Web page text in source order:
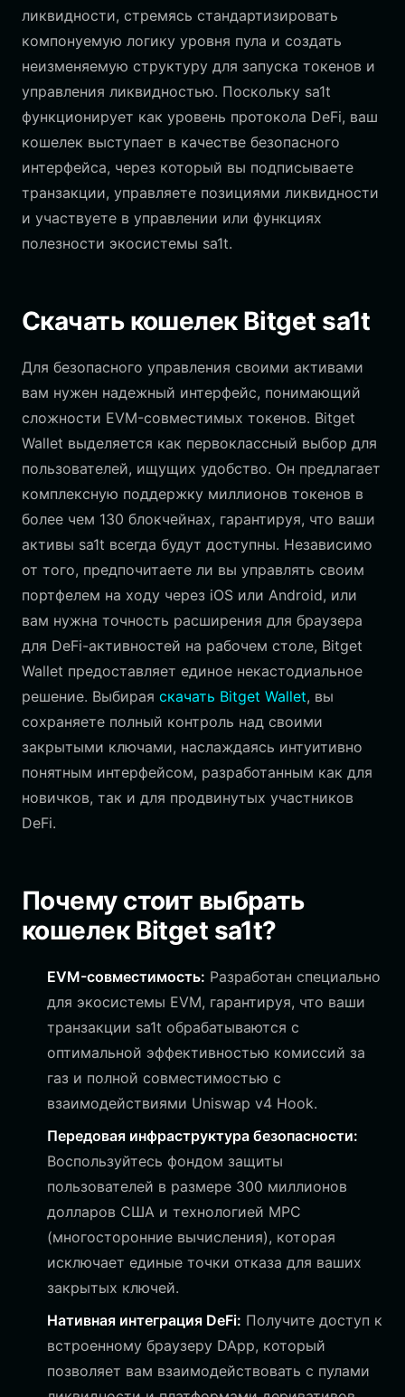
ликвидности, стремясь стандартизировать
компонуемую логику уровня пула и создать
неизменяемую структуру для запуска токенов и
управления ликвидностью. Поскольку sa1t
функционирует как уровень протокола DeFi, ваш
кошелек выступает в качестве безопасного
интерфейса, через который вы подписываете
транзакции, управляете позициями ликвидности
и участвуете в управлении или функциях
полезности экосистемы sa1t.
Скачать кошелек Bitget sa1t
Для безопасного управления своими активами
вам нужен надежный интерфейс, понимающий
сложности EVM-совместимых токенов. Bitget
Wallet выделяется как первоклассный выбор для
пользователей, ищущих удобство. Он предлагает
комплексную поддержку миллионов токенов в
более чем 130 блокчейнах, гарантируя, что ваши
активы sa1t всегда будут доступны. Независимо
от того, предпочитаете ли вы управлять своим
портфелем на ходу через iOS или Android, или
вам нужна точность расширения для браузера
для DeFi-активностей на рабочем столе, Bitget
Wallet предоставляет единое некастодиальное
решение. Выбирая скачать Bitget Wallet, вы
сохраняете полный контроль над своими
закрытыми ключами, наслаждаясь интуитивно
понятным интерфейсом, разработанным как для
новичков, так и для продвинутых участников
DeFi.
Почему стоит выбрать
кошелек Bitget sa1t?
EVM-совместимость: Разработан специально
для экосистемы EVM, гарантируя, что ваши
транзакции sa1t обрабатываются с
оптимальной эффективностью комиссий за
газ и полной совместимостью с
взаимодействиями Uniswap v4 Hook.
Передовая инфраструктура безопасности:
Воспользуйтесь фондом защиты
пользователей в размере 300 миллионов
долларов США и технологией MPC
(многосторонние вычисления), которая
исключает единые точки отказа для ваших
закрытых ключей.
Нативная интеграция DeFi: Получите доступ к
встроенному браузеру DApp, который
позволяет вам взаимодействовать с пулами